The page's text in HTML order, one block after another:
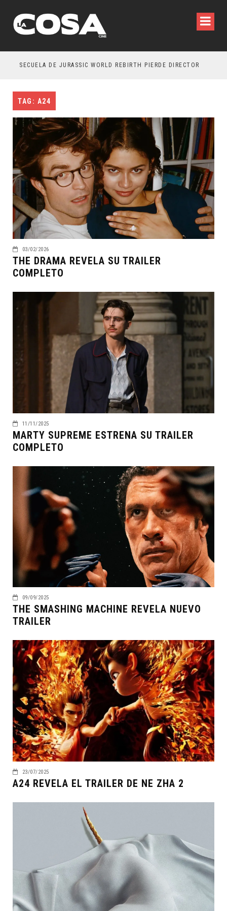
SECUELA DE JURASSIC WORLD REBIRTH PIERDE DIRECTOR
TAG: A24
03/02/2026
THE DRAMA REVELA SU TRAILER
COMPLETO
11/11/2025
MARTY SUPREME ESTRENA SU TRAILER
COMPLETO
09/09/2025
THE SMASHING MACHINE REVELA NUEVO
TRAILER
23/07/2025
A24 REVELA EL TRAILER DE NE ZHA 2